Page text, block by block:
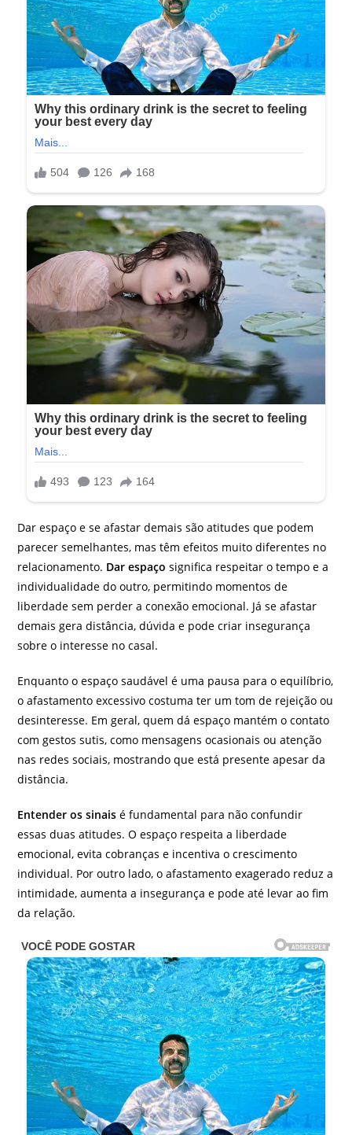
Dar espaço e se afastar demais são atitudes que podem
parecer semelhantes, mas têm efeitos muito diferentes no
relacionamento. Dar espaço significa respeitar o tempo e a
individualidade do outro, permitindo momentos de
liberdade sem perder a conexão emocional. Já se afastar
demais gera distância, dúvida e pode criar insegurança
sobre o interesse no casal.
Enquanto o espaço saudável é uma pausa para o equilíbrio,
o afastamento excessivo costuma ter um tom de rejeição ou
desinteresse. Em geral, quem dá espaço mantém o contato
com gestos sutis, como mensagens ocasionais ou atenção
nas redes sociais, mostrando que está presente apesar da
distância.
Entender os sinais é fundamental para não confundir
essas duas atitudes. O espaço respeita a liberdade
emocional, evita cobranças e incentiva o crescimento
individual. Por outro lado, o afastamento exagerado reduz a
intimidade, aumenta a insegurança e pode até levar ao fim
da relação.